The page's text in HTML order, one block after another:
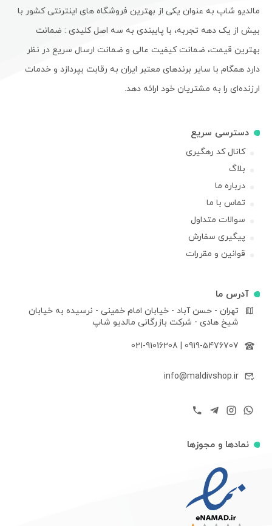
مالدیو شاپ به عنوان یکی از بهترین فروشگاه های اینترنتی کشور با
بیش از یک دهه تجربه، با پایبندی به سه اصل کلیدی : ضمانت
بهترین قیمت، ضمانت کیفیت عالی و ضمانت ارسال سریع در نظر
دارد همگام با سایر برندهای معتبر ایران به رقابت بپردازد و خدمات
ارزنده‌ای را به مشتریان خود ارائه دهد.
دسترسی سریع
کانال کد رهگیری
بلاگ
درباره ما
تماس با ما
سوالات متداول
پیگیری سفارش
قوانین و مقررات
آدرس ما
تهران - حسن آباد - خیابان امام خمینی - نرسیده به خیابان
شیخ هادی - شرکت بازرگانی مالدیو شاپ
0919-5476707
|
021-91016208
info@maldivshop.ir
نمادها و مجوزها